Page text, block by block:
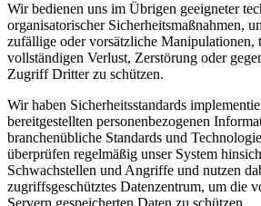
Wir bedienen uns im Übrigen geeigneter
organisatorischer Sicherheitsmaßnahmen,
zufällige oder vorsätzliche Manipulationen,
vollständigen Verlust, Zerstörung oder
Zugriff Dritter zu schützen.
Wir haben Sicherheitsstandards
bereitgestellten personenbezogenen
branchenübliche Standards und
überprüfen regelmäßig unser System
Schwachstellen und Angriffe und nutzen
zugriffsgeschütztes Datenzentrum, um die